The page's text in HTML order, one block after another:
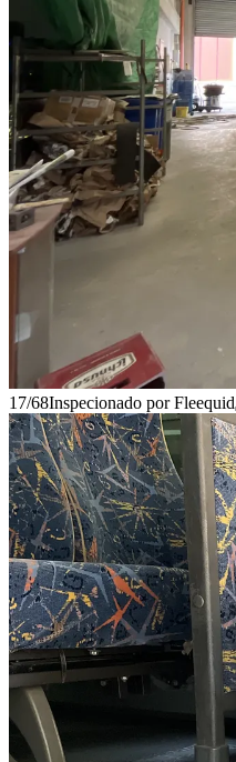
17/68Inspecionado por Fleequid